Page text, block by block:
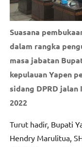
Suasana
dalam rangka
masa jabatan
kepulauan Yapen
sidang DPRD jalan
2022
Turut hadir, Bupati
Hendry Marulitua,